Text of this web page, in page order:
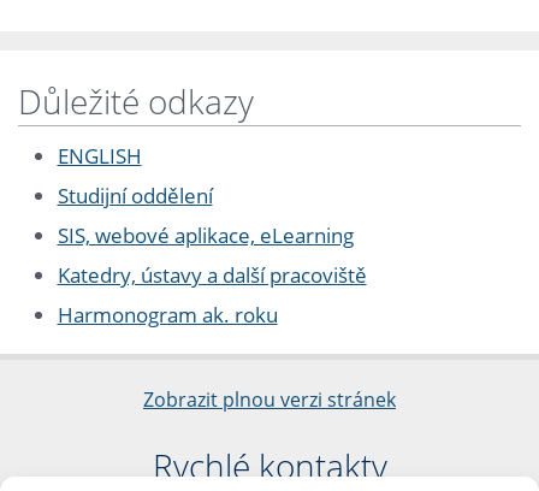
Důležité odkazy
ENGLISH
Studijní oddělení
SIS, webové aplikace, eLearning
Katedry, ústavy a další pracoviště
Harmonogram ak. roku
Zobrazit plnou verzi stránek
Rychlé kontakty